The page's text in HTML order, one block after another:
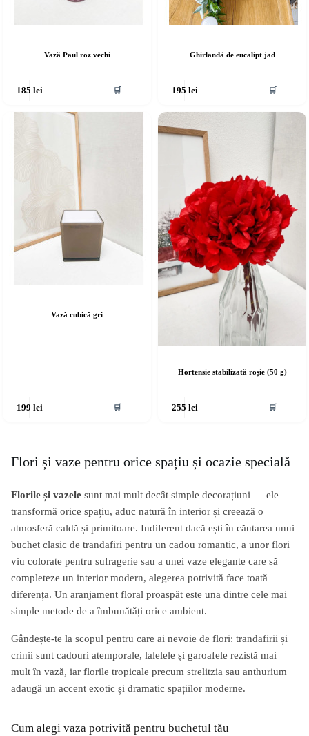
Vază Paul roz vechi
185 lei 🛒
Ghirlandă de eucalipt jad
195 lei 🛒
Vază cubică gri
199 lei 🛒
Hortensie stabilizată roșie (50 g)
255 lei 🛒
Flori și vaze pentru orice spațiu și ocazie specială
Florile și vazele sunt mai mult decât simple decorațiuni — ele
transformă orice spațiu, aduc natură în interior și creează o
atmosferă caldă și primitoare. Indiferent dacă ești în căutarea unui
buchet clasic de trandafiri pentru un cadou romantic, a unor flori
viu colorate pentru sufragerie sau a unei vaze elegante care să
completeze un interior modern, alegerea potrivită face toată
diferența. Un aranjament floral proaspăt este una dintre cele mai
simple metode de a îmbunătăți orice ambient.
Gândește-te la scopul pentru care ai nevoie de flori: trandafirii și
crinii sunt cadouri atemporale, lalelele și garoafele rezistă mai
mult în vază, iar florile tropicale precum strelitzia sau anthurium
adaugă un accent exotic și dramatic spațiilor moderne.
Cum alegi vaza potrivită pentru buchetul tău